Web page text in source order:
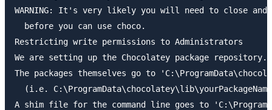
WARNING: It's very likely you will need to close and
  before you can use choco.
Restricting write permissions to Administrators
We are setting up the Chocolatey package repository.
The packages themselves go to
(i.e.
A shim file for the command line goes to